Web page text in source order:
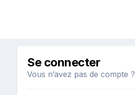
Se connecter
Vous n’avez pas de compte ?